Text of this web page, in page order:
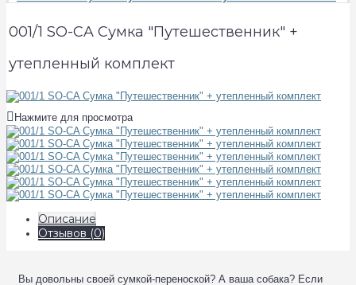
001/1 SO-CA Сумка "Путешественник" +
утепленный комплект
Нажмите для просмотра
Описание
Отзывов (0)
Вы довольны своей сумкой-переноской? А ваша собака? Если